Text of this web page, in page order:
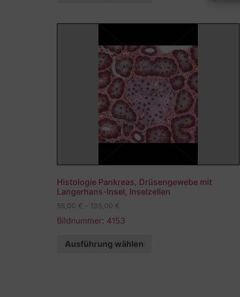
Histologie Pankreas, Drüsengewebe mit
Langerhans-Insel, Inselzellen
55,00 € – 135,00 €
Bildnummer: 4153
Ausführung wählen